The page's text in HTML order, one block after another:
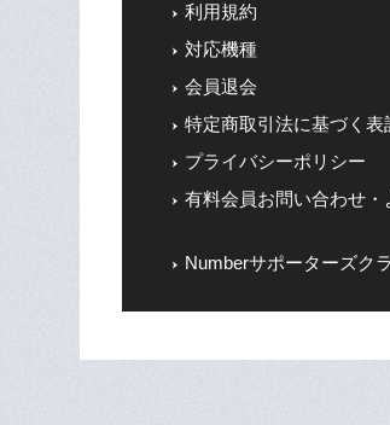
利用規約
対応機種
会員退会
特定商取引法に基づく表
プライバシーポリシー
有料会員お問い合わせ・
Numberサポーターズク